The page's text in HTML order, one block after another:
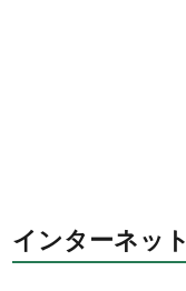
インターネッ